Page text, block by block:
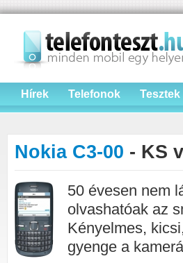
Hírek Telefonok Tesztek
Nokia C3-00 - KS
50 évesen nem
olvashatóak az
Kényelmes,
gyenge a